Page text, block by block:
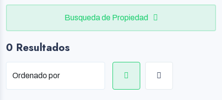
Busqueda de Propiedad
0 Resultados